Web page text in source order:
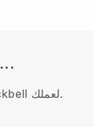
وأكثر من ذلك بكثير...
هناك الكثير مما يمكن أن تفعله منصة Blackbell لعملك.